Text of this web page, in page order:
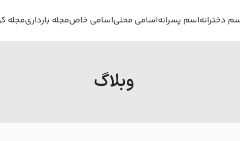
دخترانهاسم پسرانهاسامی محلیاسامی خاصمجله بارداریمجله
وبلاگ